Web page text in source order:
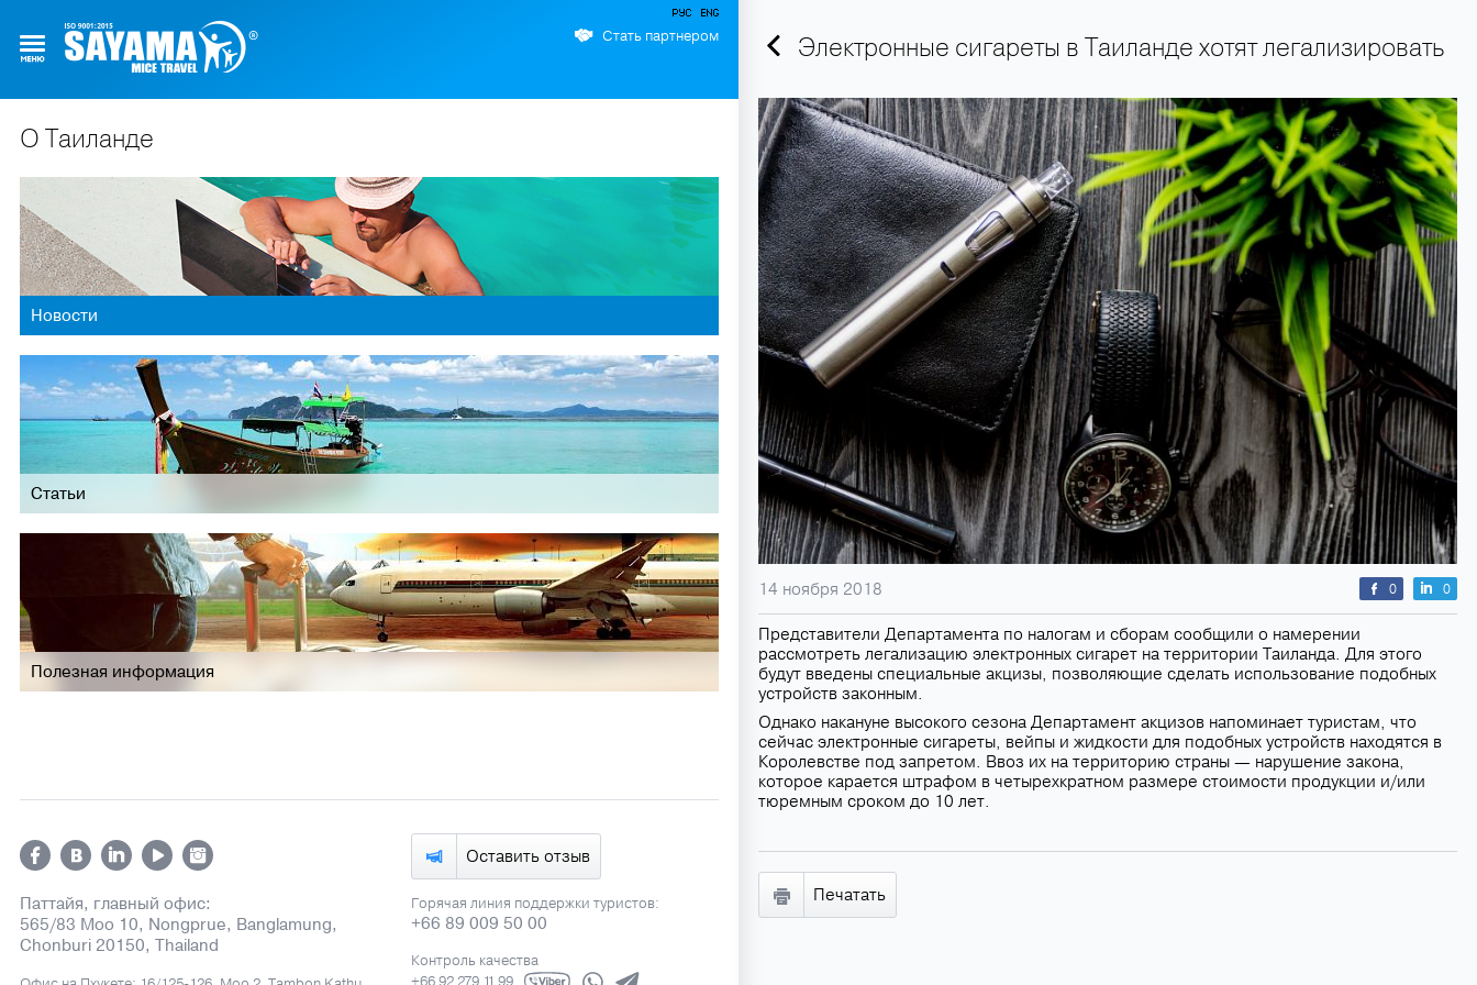
Стать партнером
О Таиланде
Новости
Статьи
Полезная информация
Оставить отзыв
Паттайя, главный офис:
565/83 Moo 10, Nongprue, Banglamung,
Chonburi 20150, Thailand
Горячая линия поддержки туристов:
+66 89 009 50 00
Контроль качества
Электронные сигареты в Таиланде хотят легализировать
14 ноября 2018 0 0
Представители Департамента по налогам и сборам сообщили о намерении
рассмотреть легализацию электронных сигарет на территории Таиланда. Для этого
будут введены специальные акцизы, позволяющие сделать использование подобных
устройств законным.
Однако накануне высокого сезона Департамент акцизов напоминает туристам, что
сейчас электронные сигареты, вейпы и жидкости для подобных устройств находятся в
Королевстве под запретом. Ввоз их на территорию страны ― нарушение закона,
которое карается штрафом в четырехкратном размере стоимости продукции и/или
тюремным сроком до 10 лет.
Печатать